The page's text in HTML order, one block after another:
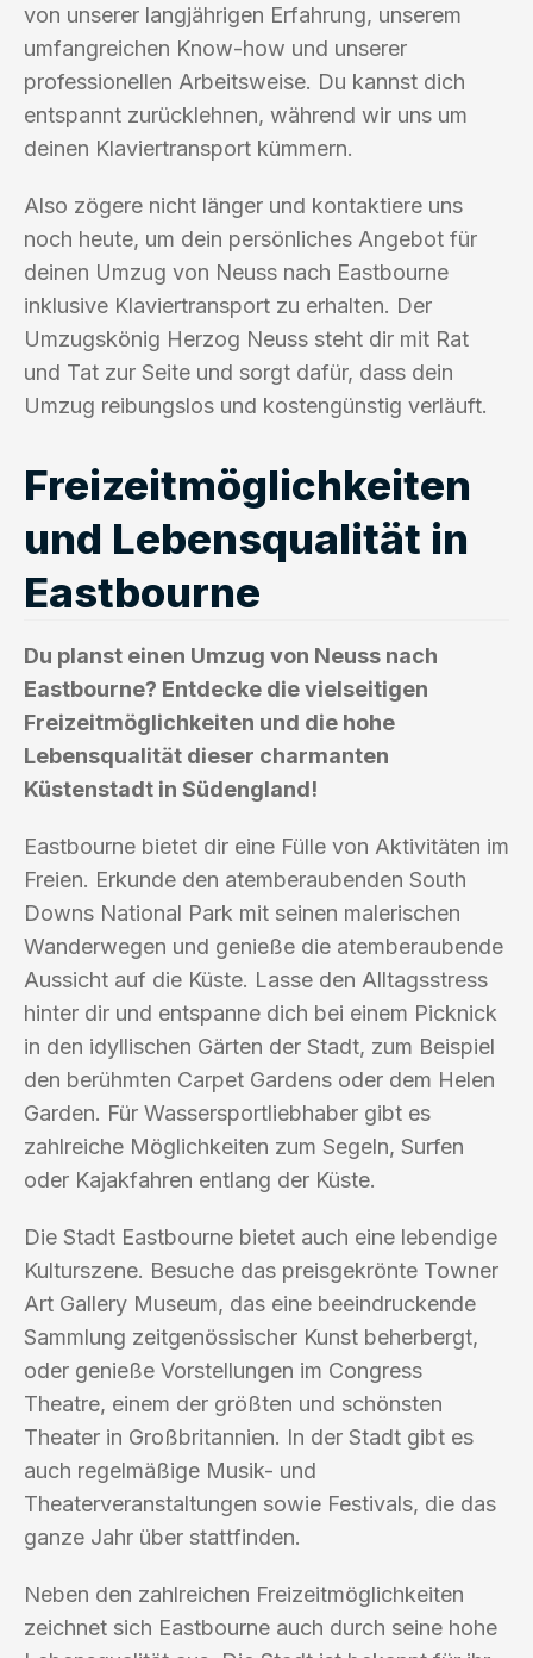
von unserer langjährigen Erfahrung, unserem
umfangreichen Know-how und unserer
professionellen Arbeitsweise. Du kannst dich
entspannt zurücklehnen, während wir uns um
deinen Klaviertransport kümmern.
Also zögere nicht länger und kontaktiere uns
noch heute, um dein persönliches Angebot für
deinen Umzug von Neuss nach Eastbourne
inklusive Klaviertransport zu erhalten. Der
Umzugskönig Herzog Neuss steht dir mit Rat
und Tat zur Seite und sorgt dafür, dass dein
Umzug reibungslos und kostengünstig verläuft.
Freizeitmöglichkeiten
und Lebensqualität in
Eastbourne
Du planst einen Umzug von Neuss nach
Eastbourne? Entdecke die vielseitigen
Freizeitmöglichkeiten und die hohe
Lebensqualität dieser charmanten
Küstenstadt in Südengland!
Eastbourne bietet dir eine Fülle von Aktivitäten im
Freien. Erkunde den atemberaubenden South
Downs National Park mit seinen malerischen
Wanderwegen und genieße die atemberaubende
Aussicht auf die Küste. Lasse den Alltagsstress
hinter dir und entspanne dich bei einem Picknick
in den idyllischen Gärten der Stadt, zum Beispiel
den berühmten Carpet Gardens oder dem Helen
Garden. Für Wassersportliebhaber gibt es
zahlreiche Möglichkeiten zum Segeln, Surfen
oder Kajakfahren entlang der Küste.
Die Stadt Eastbourne bietet auch eine lebendige
Kulturszene. Besuche das preisgekrönte Towner
Art Gallery Museum, das eine beeindruckende
Sammlung zeitgenössischer Kunst beherbergt,
oder genieße Vorstellungen im Congress
Theatre, einem der größten und schönsten
Theater in Großbritannien. In der Stadt gibt es
auch regelmäßige Musik- und
Theaterveranstaltungen sowie Festivals, die das
ganze Jahr über stattfinden.
Neben den zahlreichen Freizeitmöglichkeiten
zeichnet sich Eastbourne auch durch seine hohe